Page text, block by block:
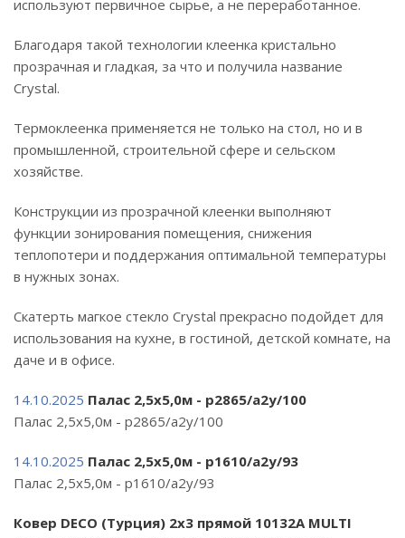
используют первичное сырье, а не переработанное.
Благодаря такой технологии клеенка кристально
прозрачная и гладкая, за что и получила название
Crystal.
Термоклеенка применяется не только на стол, но и в
промышленной, строительной сфере и сельском
хозяйстве.
Конструкции из прозрачной клеенки выполняют
функции зонирования помещения, снижения
теплопотери и поддержания оптимальной температуры
в нужных зонах.
Скатерть магкое стекло Crystal прекрасно подойдет для
использования на кухне, в гостиной, детской комнате, на
даче и в офисе.
14.10.2025 Палас 2,5х5,0м - p2865/a2y/100
Палас 2,5х5,0м - p2865/a2y/100
14.10.2025 Палас 2,5х5,0м - p1610/a2y/93
Палас 2,5х5,0м - p1610/a2y/93
Ковер DECO (Турция) 2х3 прямой 10132A MULTI